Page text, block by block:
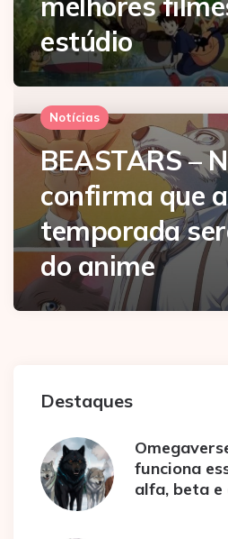
estúdio
Notícias
BEASTARS –
confirma que
temporada
do anime
Destaques
funciona
alfa, beta e